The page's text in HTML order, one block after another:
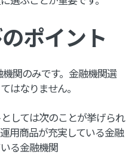
ポイント
関のみです。金融機関選
はなりません。
しては次のことが挙げられ
用商品が充実している金融
る金融機関